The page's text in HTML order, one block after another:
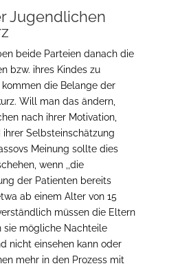
Jugendlichen
beide Parteien danach die
bzw. ihres Kindes zu
die Belange der
Will man das ändern,
nach ihrer Motivation,
Selbsteinschätzung
Meinung sollte dies
wenn ,,die
der Patienten bereits
ab einem Alter von 15
müssen die Eltern
sie mögliche Nachteile
nicht einsehen kann oder
mehr in den Prozess mit